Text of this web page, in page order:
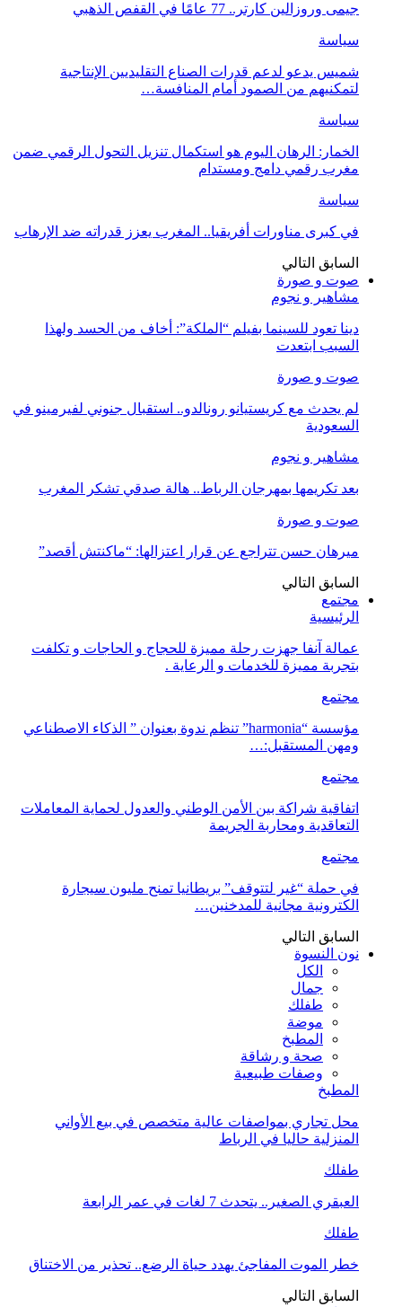
جيمى وروزالين كارتر.. 77 عامًا في القفص الذهبي
سياسة
شميس يدعو لدعم قدرات الصناع التقليديين الإنتاجية
لتمكنيهم من الصمود أمام المنافسة…
سياسة
الخمار: الرهان اليوم هو استكمال تنزيل التحول الرقمي ضمن
مغرب رقمي دامج ومستدام
سياسة
في كبرى مناورات أفريقيا.. المغرب يعزز قدراته ضد الإرهاب
السابق التالي
صوت و صورة
مشاهير و نجوم
دينا تعود للسينما بفيلم “الملكة”: أخاف من الحسد ولهذا
السبب ابتعدت
صوت و صورة
لم يحدث مع كريستيانو رونالدو.. استقبال جنوني لفيرمينو في
السعودية
مشاهير و نجوم
بعد تكريمها بمهرجان الرباط.. هالة صدقي تشكر المغرب
صوت و صورة
ميرهان حسن تتراجع عن قرار اعتزالها: “ماكنتش أقصد”
السابق التالي
مجتمع
الرئيسية
عمالة آنفا جهزت رحلة مميزة للحجاج و الحاجات و تكلفت
بتجربة مميزة للخدمات و الرعاية .
مجتمع
مؤسسة “harmonia” تنظم ندوة بعنوان ” الذكاء الاصطناعي
ومهن المستقبل:…
مجتمع
اتفاقية شراكة بين الأمن الوطني والعدول لحماية المعاملات
التعاقدية ومحاربة الجريمة
مجتمع
في حملة “غير لتتوقف” بريطانيا تمنح مليون سيجارة
الكترونية مجانية للمدخنين…
السابق التالي
نون النسوة
الكل
جمال
طفلك
موضة
المطبخ
صحة و رشاقة
وصفات طبيعية
المطبخ
محل تجاري بمواصفات عالية متخصص في بيع الأواني
المنزلية حاليا في الرباط
طفلك
العبقري الصغير.. يتحدث 7 لغات في عمر الرابعة
طفلك
خطر الموت المفاجئ يهدد حياة الرضع.. تحذير من الاختناق
السابق التالي